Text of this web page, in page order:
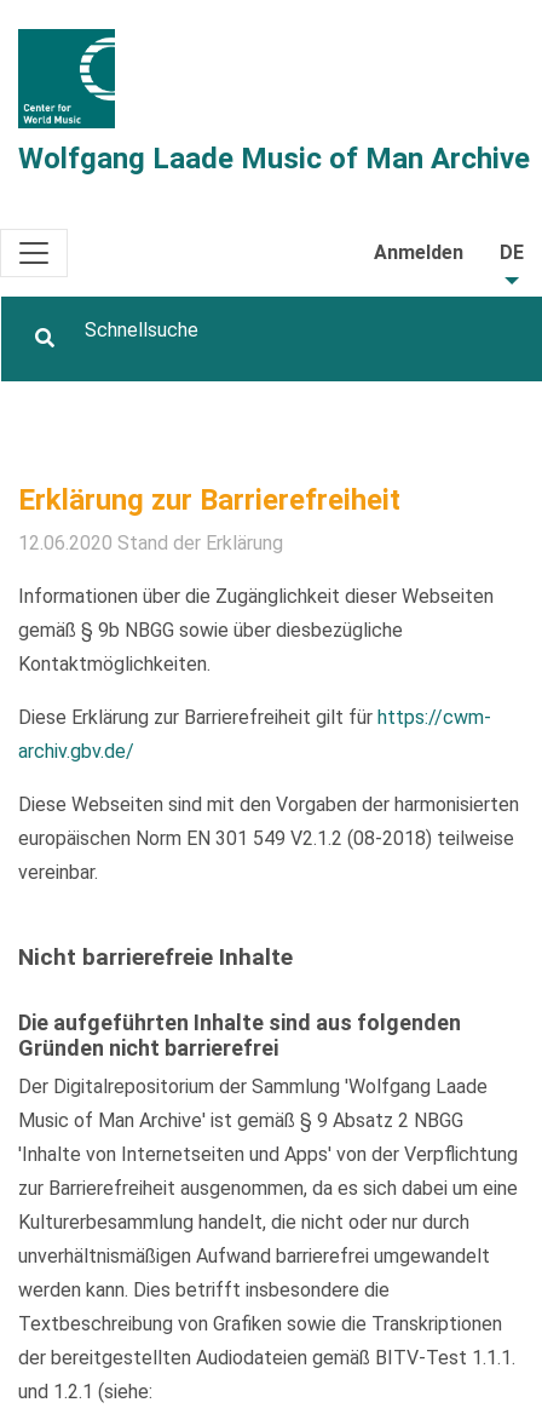
Wolfgang Laade Music of Man Archive
Anmelden DE
Erklärung zur Barrierefreiheit
12.06.2020 Stand der Erklärung
Informationen über die Zugänglichkeit dieser Webseiten
gemäß § 9b NBGG sowie über diesbezügliche
Kontaktmöglichkeiten.
Diese Erklärung zur Barrierefreiheit gilt für https://cwm-
archiv.gbv.de/
Diese Webseiten sind mit den Vorgaben der harmonisierten
europäischen Norm EN 301 549 V2.1.2 (08-2018) teilweise
vereinbar.
Nicht barrierefreie Inhalte
Die aufgeführten Inhalte sind aus folgenden
Gründen nicht barrierefrei
Der Digitalrepositorium der Sammlung 'Wolfgang Laade
Music of Man Archive' ist gemäß § 9 Absatz 2 NBGG
'Inhalte von Internetseiten und Apps' von der Verpflichtung
zur Barrierefreiheit ausgenommen, da es sich dabei um eine
Kulturerbesammlung handelt, die nicht oder nur durch
unverhältnismäßigen Aufwand barrierefrei umgewandelt
werden kann. Dies betrifft insbesondere die
Textbeschreibung von Grafiken sowie die Transkriptionen
der bereitgestellten Audiodateien gemäß BITV-Test 1.1.1.
und 1.2.1 (siehe: